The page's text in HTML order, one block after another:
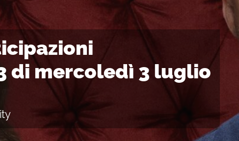
IL PARADISO DELLE SIGNORE
TEMPESTA D’AMORE
di mercoledì 3 luglio